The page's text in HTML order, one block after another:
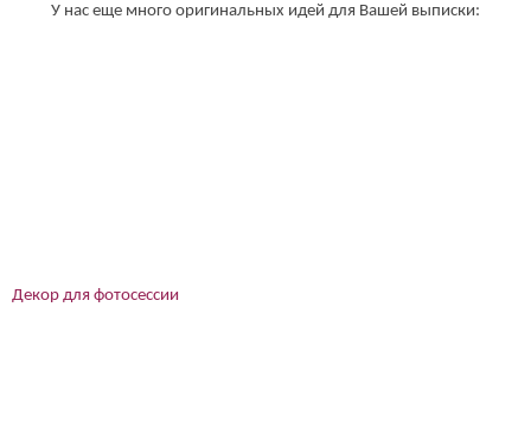
У нас еще много оригинальных идей для Вашей выписки:
Декор для фотосессии